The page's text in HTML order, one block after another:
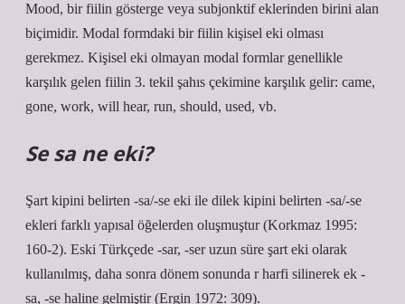
Mood, bir fiilin gösterge veya subjonktif eklerinden birini alan
biçimidir. Modal formdaki bir fiilin kişisel eki olması
gerekmez. Kişisel eki olmayan modal formlar genellikle
karşılık gelen fiilin 3. tekil şahıs çekimine karşılık gelir: came,
gone, work, will hear, run, should, used, vb.
Se sa ne eki?
Şart kipini belirten -sa/-se eki ile dilek kipini belirten -sa/-se
ekleri farklı yapısal öğelerden oluşmuştur (Korkmaz 1995:
160-2). Eski Türkçede -sar, -ser uzun süre şart eki olarak
kullanılmış, daha sonra dönem sonunda r harfi silinerek ek -
sa, -se haline gelmiştir (Ergin 1972: 309).